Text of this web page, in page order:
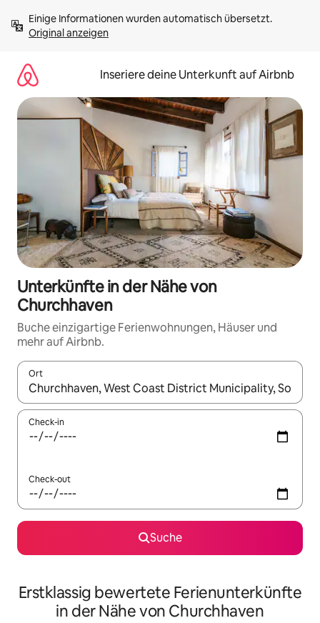
Inhalten
springenOriginal anzeigen
Inseriere deine Unterkunft auf Airbnb
Unterkünfte in der Nähe von
Churchhaven
Buche einzigartige Ferienwohnungen, Häuser und
mehr auf Airbnb.
Ort
Wenn Ergebnisse verfügbar sind, navigiere mit den
Check-in
Check-out
Suche
Erstklassig bewertete Ferienunterkünfte
in der Nähe von Churchhaven